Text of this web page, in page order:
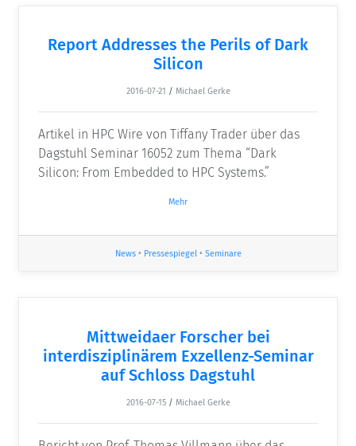
Report Addresses the Perils of Dark
Silicon
2016-07-21 / Michael Gerke
Artikel in HPC Wire von Tiffany Trader über das
Dagstuhl Seminar 16052 zum Thema “Dark
Silicon: From Embedded to HPC Systems.”
Mehr
News• Pressespiegel• Seminare
Mittweidaer Forscher bei
interdisziplinärem Exzellenz-Seminar
auf Schloss Dagstuhl
2016-07-15 / Michael Gerke